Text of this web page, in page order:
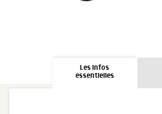
Les infos
essentielles